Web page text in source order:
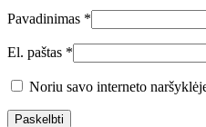
Pavadinimas *
El. paštas *
Noriu savo interneto